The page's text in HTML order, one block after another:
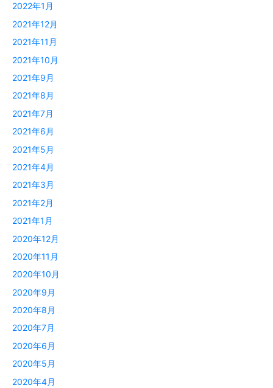
2022年1月
2021年12月
2021年11月
2021年10月
2021年9月
2021年8月
2021年7月
2021年6月
2021年5月
2021年4月
2021年3月
2021年2月
2021年1月
2020年12月
2020年11月
2020年10月
2020年9月
2020年8月
2020年7月
2020年6月
2020年5月
2020年4月